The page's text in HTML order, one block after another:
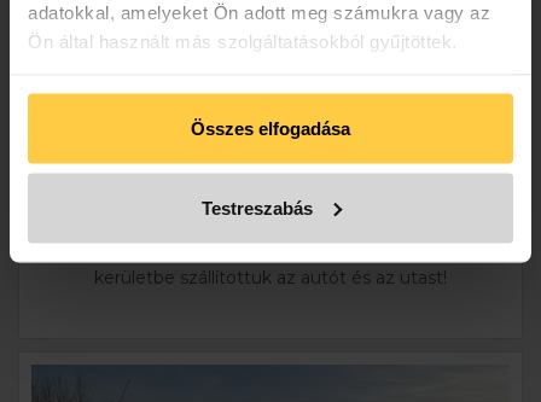
adatokkal, amelyeket Ön adott meg számukra vagy az
Ön által használt más szolgáltatásokból gyűjtöttek.
Összes elfogadása
Testreszabás
AUTÓMENTÉS AZ M3
2025. Január 30.
Autómentés: Mogyoród, M3 autópálya
kerületbe szállítottuk az autót és az utast!